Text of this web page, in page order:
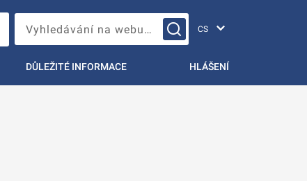
Vyhledávání na webu…
DŮLEŽITÉ INFORMACE HLÁŠENÍ